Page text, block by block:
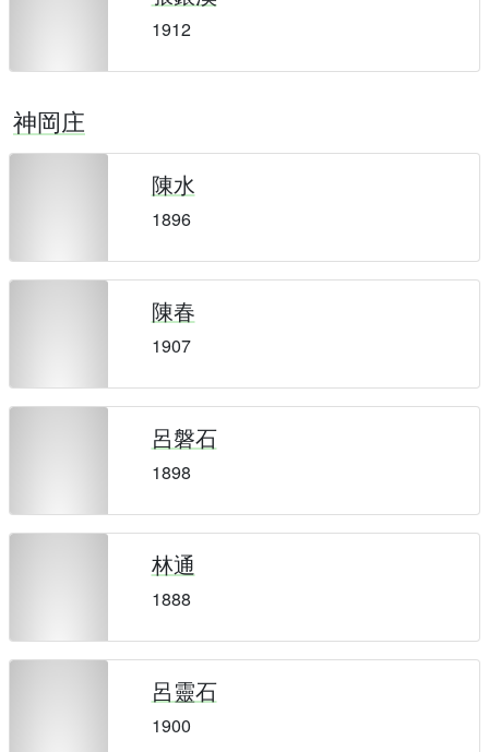
1912
神岡庄
陳水
1896
陳春
1907
呂磐石
1898
林通
1888
呂靈石
1900